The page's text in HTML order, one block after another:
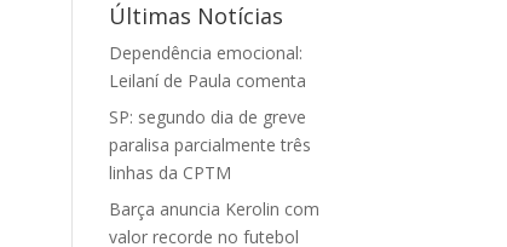
Últimas Notícias
Dependência emocional:
Leilaní de Paula comenta
SP: segundo dia de greve
paralisa parcialmente três
linhas da CPTM
Barça anuncia Kerolin com
valor recorde no futebol